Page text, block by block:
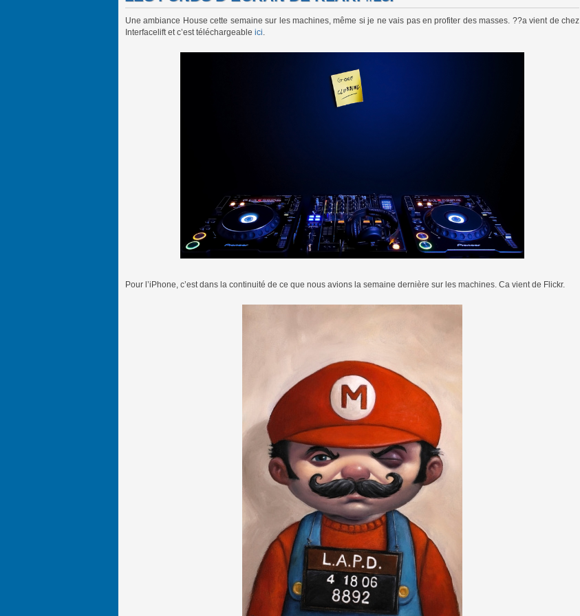
Une ambiance House cette semaine sur les machines, même si je ne vais pas en profiter des masses. ??a vient de chez
Interfacelift et c’est téléchargeable ici.
Pour l’iPhone, c’est dans la continuité de ce que nous avions la semaine dernière sur les machines. Ca vient de Flickr.